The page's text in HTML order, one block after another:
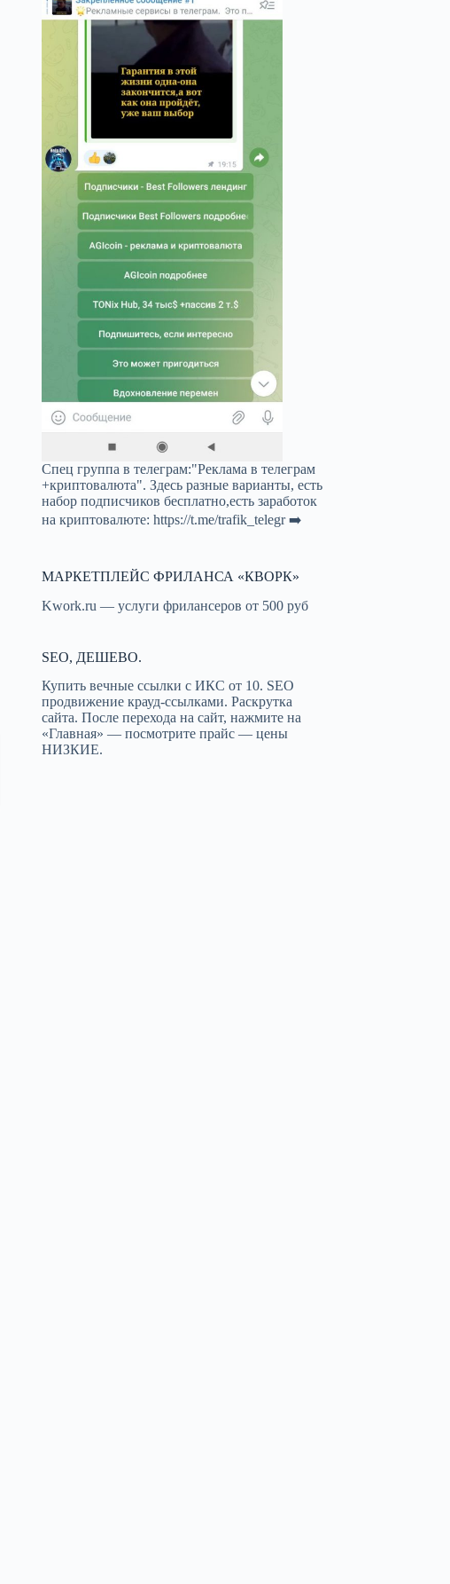
Спец группа в телеграм:"Реклама в телеграм
+криптовалюта". Здесь разные варианты, есть
набор подписчиков бесплатно,есть заработок
на криптовалюте:https://t.me/trafik_telegr➡️
МАРКЕТПЛЕЙС ФРИЛАНСА «КВОРК»
Kwork.ru — услуги фрилансеров от 500 руб
SEO, ДЕШЕВО.
Купить вечные ссылки с ИКС от 10. SEO
продвижение крауд-ссылками. Раскрутка
сайта. После перехода на сайт, нажмите на
«Главная» — посмотрите прайс — цены
НИЗКИЕ.